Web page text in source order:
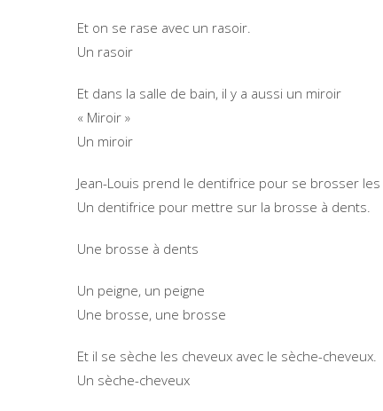
Et on se rase avec un rasoir.
Un rasoir
Et dans la salle de bain, il y a aussi un miroir
« Miroir »
Un miroir
Jean-Louis prend le dentifrice pour se brosser
Un dentifrice pour mettre sur la brosse à dents.
Une brosse à dents
Un peigne, un peigne
Une brosse, une brosse
Et il se sèche les cheveux avec le sèche-cheveux.
Un sèche-cheveux